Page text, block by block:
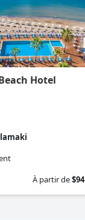
Hotel
À partir de$94